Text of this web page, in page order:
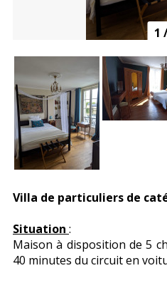
1
Villa de particuliers de
Situation :
Maison à disposition de 5
40 minutes du circuit en